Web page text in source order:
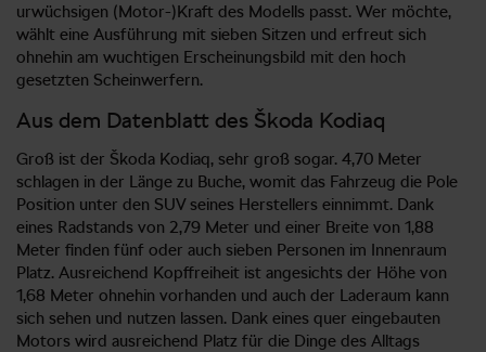
urwüchsigen (Motor-)Kraft des Modells passt. Wer möchte,
wählt eine Ausführung mit sieben Sitzen und erfreut sich
ohnehin am wuchtigen Erscheinungsbild mit den hoch
gesetzten Scheinwerfern.
Aus dem Datenblatt des Škoda Kodiaq
Groß ist der Škoda Kodiaq, sehr groß sogar. 4,70 Meter
schlagen in der Länge zu Buche, womit das Fahrzeug die Pole
Position unter den SUV seines Herstellers einnimmt. Dank
eines Radstands von 2,79 Meter und einer Breite von 1,88
Meter finden fünf oder auch sieben Personen im Innenraum
Platz. Ausreichend Kopffreiheit ist angesichts der Höhe von
1,68 Meter ohnehin vorhanden und auch der Laderaum kann
sich sehen und nutzen lassen. Dank eines quer eingebauten
Motors wird ausreichend Platz für die Dinge des Alltags